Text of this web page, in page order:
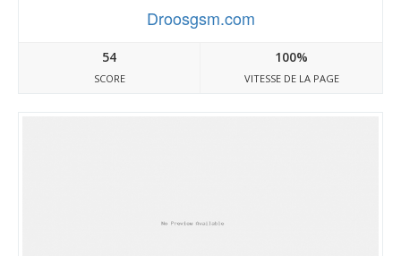
Droosgsm.com
54
SCORE
100%
VITESSE DE LA PAGE